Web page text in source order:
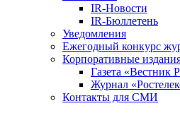
IR-Новости
IR-Бюллетень
Уведомления
Ежегодный конкурс
Корпоративные
Газета «Вестник
Журнал
Контакты для СМИ